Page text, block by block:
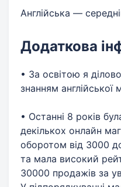
Англійська —
Додаткова
• За освітою я
знанням англійської
• Останні 8 років
декількох онлайн
оборотом від 3000
та мала високий
30000 продажів за